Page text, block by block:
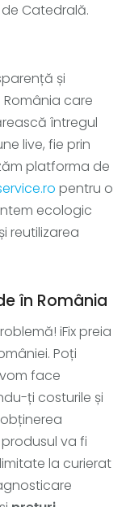
Catedrală.
și
care
întregul
live, fie prin
platforma de
pentru o
ecologic
reutilizarea
în România
iFix preia
Poți
face
ți costurile și
va fi
la curierat